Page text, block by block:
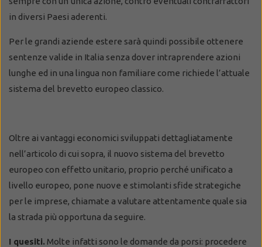
in diversi Paesi aderenti.
Per le grandi aziende estere sarà quindi possibile ottenere
sentenze valide in Italia senza dover intraprendere azioni
lunghe ed in una lingua non familiare come richiede l’attuale
sistema del brevetto europeo classico.
Oltre ai vantaggi economici sviluppati dettagliatamente
nell’articolo di cui sopra, il nuovo sistema del brevetto
europeo con effetto unitario, proprio perché unificato a
livello europeo, pone nuove e stimolanti sfide strategiche
per le imprese, chiamate a valutare attentamente quale sia
la strada più opportuna da seguire.
I quesiti. Molte infatti sono le domande da porsi: procedere